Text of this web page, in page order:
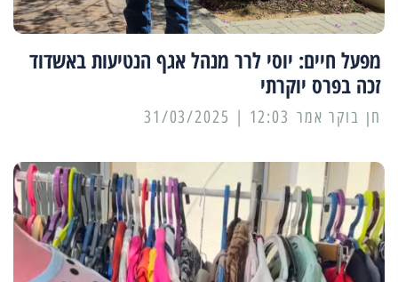
מפעל חיים: יוסי לרר מנהל אגף הנטיעות באשדוד
זכה בפרס יוקרתי
12:03 | 31/03/2025